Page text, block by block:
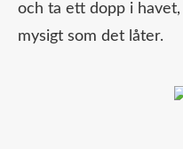
och ta ett dopp i
mysigt som det låter.